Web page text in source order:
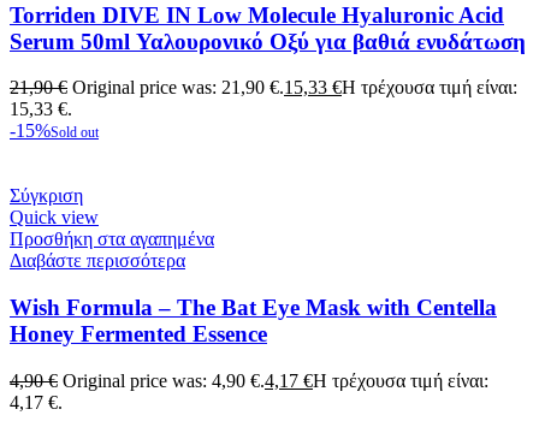
Torriden DIVE IN Low Molecule Hyaluronic Acid
Serum 50ml Υαλουρονικό Οξύ για βαθιά ενυδάτωση
21,90€ Original price was: 21,90 €.15,33 €Η τρέχουσα τιμή είναι:
15,33 €.
-15%Sold out
Σύγκριση
Quick view
Προσθήκη στα αγαπημένα
Διαβάστε περισσότερα
Wish Formula – The Bat Eye Mask with Centella
Honey Fermented Essence
4,90€ Original price was: 4,90 €.4,17 €Η τρέχουσα τιμή είναι:
4,17 €.